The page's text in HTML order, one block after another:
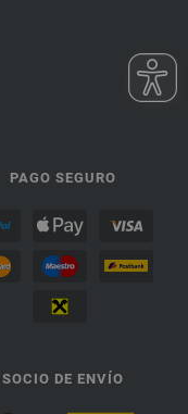
PAGO SEGURO
SOCIO DE ENVÍO